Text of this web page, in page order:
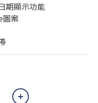
期顯示功能
圖案